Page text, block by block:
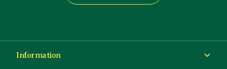
Information